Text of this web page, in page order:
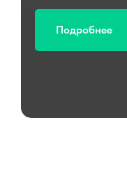
Подробнее